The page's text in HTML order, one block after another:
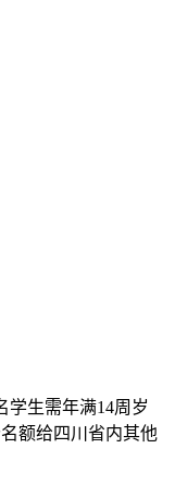
学生需年满14周岁
额给四川省内其他